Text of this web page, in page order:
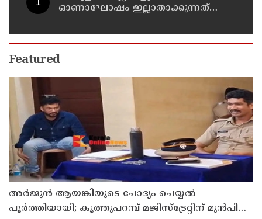
ഓണാഘോഷം ഇല്ലാതാക്കുന്നത്
മാറ്റിയത് തിരുത്തുമോ?
Featured
അര്‍ജുന്‍ ആയങ്കിയുടെ ചോദ്യം ചെയ്യല്‍
പൂര്‍ത്തിയായി; കൂത്തുപറമ്പ് മജിസ്ട്രേറ്റിന് മുൻപില്‍